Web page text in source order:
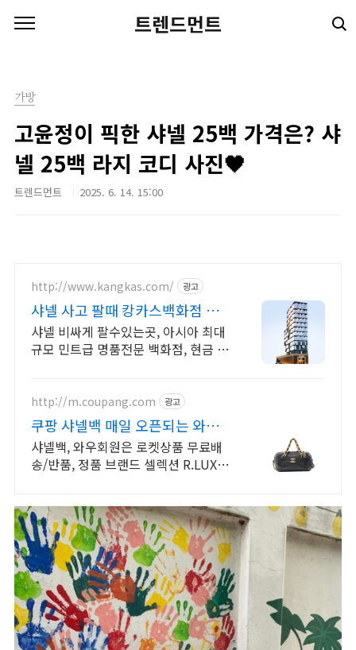
트렌드먼트
가방
고윤정이 픽한 샤넬 25백 가격은? 샤
넬 25백 라지 코디 사진🖤
트렌드먼트 2025. 6. 14. 15:00
http://www.kangkas.com/ 광고
샤넬 사고 팔때 캉카스백화점 실
속있고 합리적인 샤넬 쇼핑
샤넬 비싸게 팔수있는곳, 아시아 최대
규모 민트급 명품전문 백화점, 현금 즉
http://m.coupang.com 광고
쿠팡 샤넬백 매일 오픈되는 와우
회원 특가
샤넬백, 와우회원은 로켓상품 무료배
송/반품, 정품 브랜드 셀렉션 R.LUX